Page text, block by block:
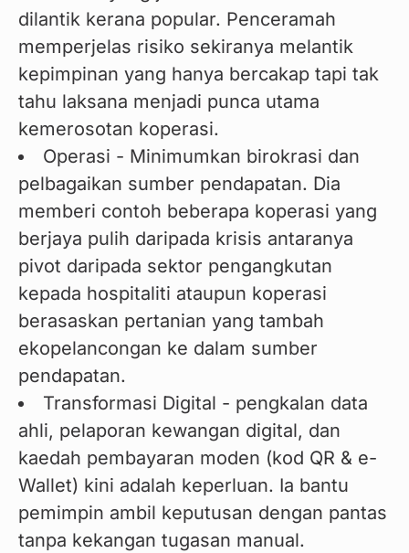
dilantik kerana popular. Penceramah
memperjelas risiko sekiranya melantik
kepimpinan yang hanya bercakap tapi tak
tahu laksana menjadi punca utama
kemerosotan koperasi.
Operasi - Minimumkan birokrasi dan
pelbagaikan sumber pendapatan. Dia
memberi contoh beberapa koperasi yang
berjaya pulih daripada krisis antaranya
pivot daripada sektor pengangkutan
kepada hospitaliti ataupun koperasi
berasaskan pertanian yang tambah
ekopelancongan ke dalam sumber
pendapatan.
Transformasi Digital - pengkalan data
ahli, pelaporan kewangan digital, dan
kaedah pembayaran moden (kod QR & e-
Wallet) kini adalah keperluan. Ia bantu
pemimpin ambil keputusan dengan pantas
tanpa kekangan tugasan manual.